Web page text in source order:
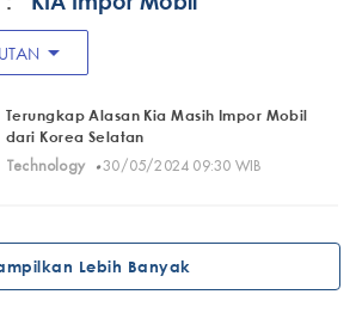
arrow_drop_down
Terungkap Alasan Kia Masih Impor Mobil
dari Korea Selatan
Technology
· 30/05/2024 09:30 WIB
Lebih Banyak